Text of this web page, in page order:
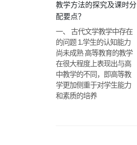
教学方法的探究及课时分
配要点？
一、 古代文学教学中存在
的问题 1.学生的认知能力
尚未成熟 高等教育的教学
在很大程度上表现出与高
中教学的不同，即高等教
学更加侧重于对学生能力
和素质的培养